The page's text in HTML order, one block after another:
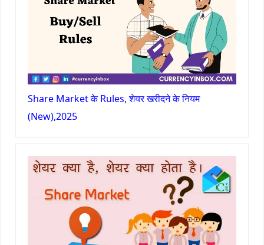
Share Market के Rules, शेयर खरीदने के नियम
(New),2025